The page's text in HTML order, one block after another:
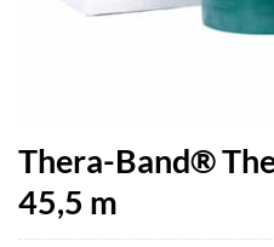
Thera-Band®
45,5 m